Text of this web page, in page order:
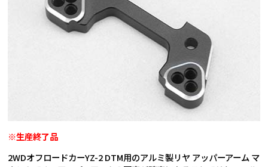
※生産終了品
2WDオフロードカーYZ-2 DTM用のアルミ製リヤ アッパーアーム マ